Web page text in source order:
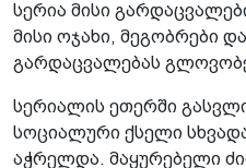
სერია მისი
მისი ოჯახი, მეგობრები
გარდაცვალებას
სერიალის ეთერში
სოციალური ქსელი
აჭრელდა. მაყურებელი